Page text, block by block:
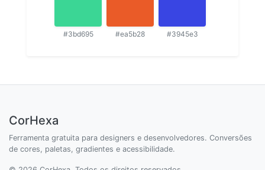
#3bd695 #ea5b28 #3945e3
CorHexa
Ferramenta gratuita para designers e desenvolvedores. Conversões
de cores, paletas, gradientes e acessibilidade.